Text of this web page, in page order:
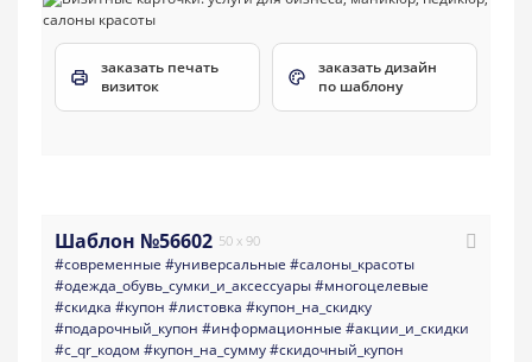
заказать печать
визиток
заказать дизайн
по шаблону
Шаблон №56602 50 x 90
#современные #универсальные #салоны_красоты
#одежда_обувь_сумки_и_аксессуары#многоцелевые
#скидка #купон #листовка #купон_на_скидку
#подарочный_купон #информационные #акции_и_скидки
#с_qr_кодом #купон_на_сумму#скидочный_купон